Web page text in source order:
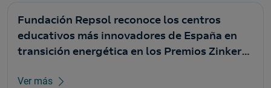
Fundación Repsol reconoce los centros
educativos más innovadores de España en
transición energética en los Premios Zinkers
Ver más